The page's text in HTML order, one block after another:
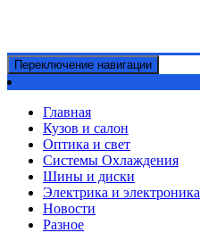
Переключение навигации
Главная
Кузов и салон
Оптика и свет
Системы Охлаждения
Шины и диски
Электрика и электроника
Новости
Разное